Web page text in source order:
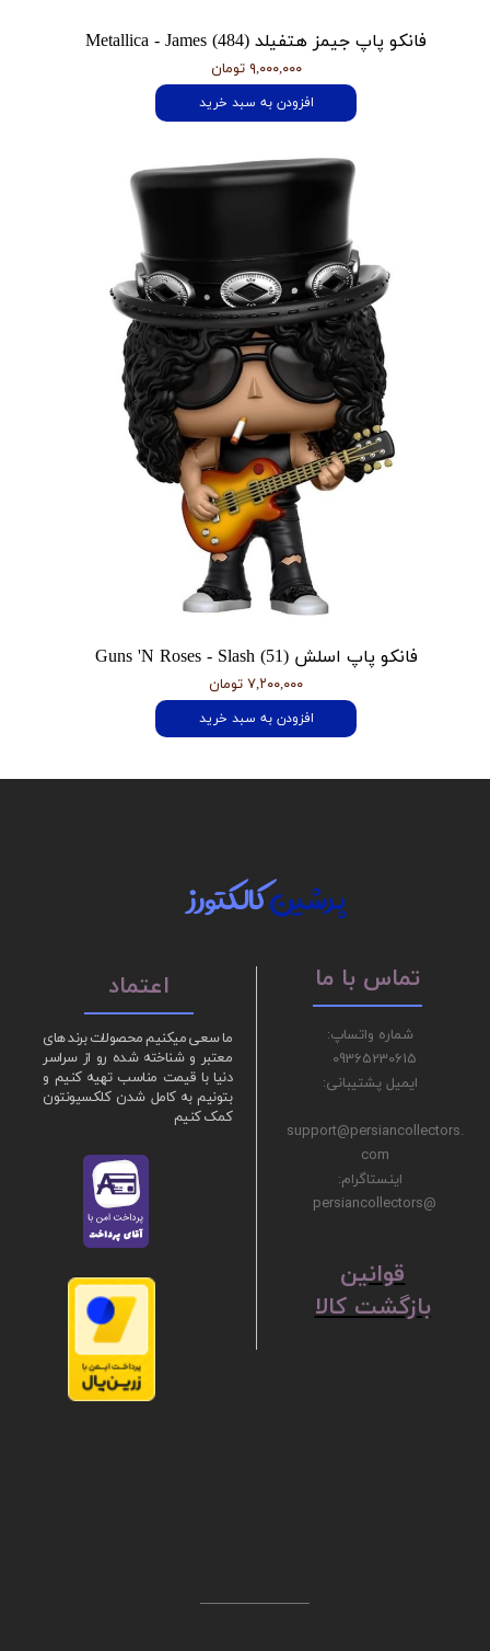
فانکو پاپ جیمز هتفیلد Metallica - James (484)
۹,۰۰۰,۰۰۰ تومان
افزودن به سبد خرید
فانکو پاپ اسلش Guns 'N Roses - Slash (51)
۷,۲۰۰,۰۰۰ تومان
افزودن به سبد خرید
ما سعی میکنیم محصولات برند های
معتبر و شناخته شده رو از سراسر
دنیا با قیمت مناسب تهیه کنیم و
بتونیم به کامل شدن کلکسیونتون
کمک کنیم
پرشینکالکتورز
شماره واتساپ:
09365230615
ایمیل پشتیبانی:
support@persiancollectors.
com
اینستاگرام:
@persiancollectors
تماس با ما اعتماد
ق​​​​​​​وانین
بازگشت کالا